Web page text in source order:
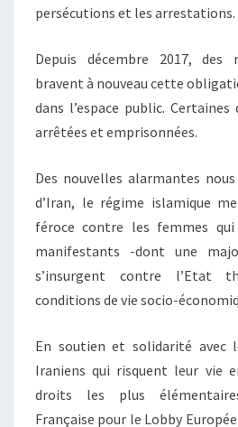
persécutions et les arrestations.
Depuis décembre 2017, des
bravent à nouveau cette
dans l’espace public.
arrêtées et emprisonnées.
Des nouvelles alarmantes
d’Iran, le régime islamique
féroce contre les femmes
manifestants -dont une
s’insurgent contre l’Etat
conditions de vie socio-
En soutien et solidarité avec
Iraniens qui risquent leur vie
droits les plus
Française pour le Lobby